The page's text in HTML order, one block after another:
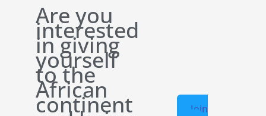
Are you
interested
in giving
yourself
to the
African
continent
Join